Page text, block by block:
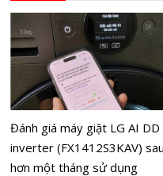
Đánh giá máy giặt LG AI DD
inverter (FX1412S3KAV) sau
hơn một tháng sử dụng